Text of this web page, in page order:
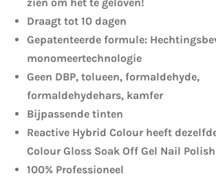
Draagt tot 10 dagen
Gepatenteerde formule:
monomeertechnologie
Geen DBP, tolueen, formaldehyde,
formaldehydehars, kamfer
Bijpassende tinten
Reactive Hybrid Colour heeft
Colour Gloss Soak Off Gel Nail Polish
100% Professioneel